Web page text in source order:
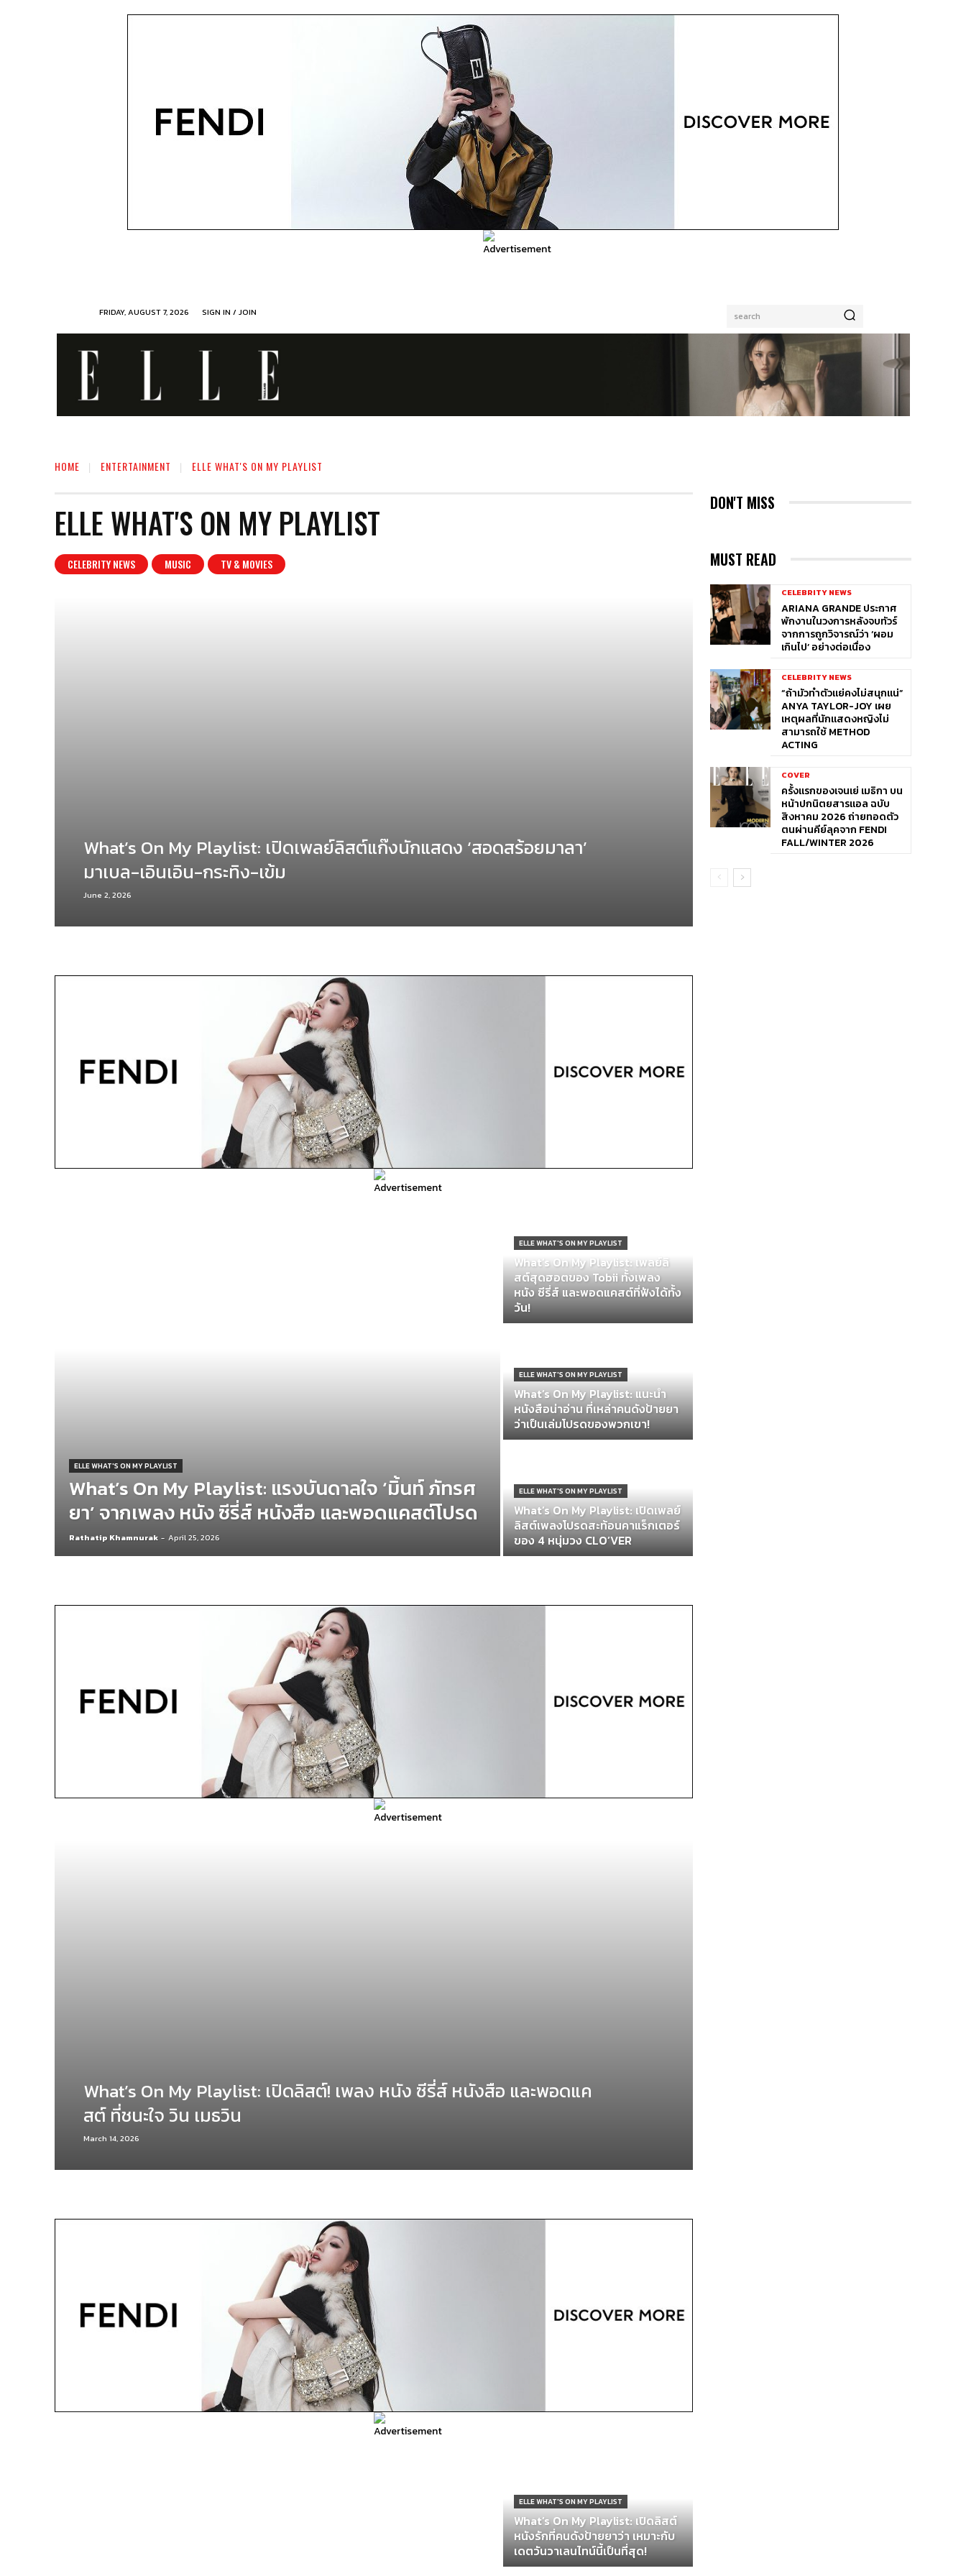
FRIDAY, AUGUST 7, 2026 search
SIGN IN / JOIN
HOME ENTERTAINMENT ELLE WHAT'S ON MY PLAYLIST
ELLE WHAT'S ON MY PLAYLIST
CELEBRITY NEWS MUSIC TV & MOVIES
What’s On My Playlist: เปิดเพลย์ลิสต์แก๊งนักแสดง ‘สอดสร้อยมาลา’
มาเบล-เอินเอิน-กระทิง-เข้ม
June 2, 2026
ELLE WHAT'S ON MY PLAYLIST
What’s On My Playlist: แรงบันดาลใจ ‘มิ้นท์ ภัทรศ
ยา’ จากเพลง หนัง ซีรี่ส์ หนังสือ และพอดแคสต์โปรด
Rathatip Khamnurak - April 25, 2026
ELLE WHAT'S ON MY PLAYLIST
What’s On My Playlist: เพลย์ลิ
สต์สุดฮอตของ Tobii ทั้งเพลง
หนัง ซีรี่ส์ และพอดแคสต์ที่ฟังได้ทั้ง
วัน!
ELLE WHAT'S ON MY PLAYLIST
What’s On My Playlist: แนะนำ
หนังสือน่าอ่าน ที่เหล่าคนดังป้ายยา
ว่าเป็นเล่มโปรดของพวกเขา!
ELLE WHAT'S ON MY PLAYLIST
What’s On My Playlist: เปิดเพลย์
ลิสต์เพลงโปรดสะท้อนคาแร็กเตอร์
ของ 4 หนุ่มวง CLO’VER
What’s On My Playlist: เปิดลิสต์! เพลง หนัง ซีรี่ส์ หนังสือ และพอดแค
สต์ ที่ชนะใจ วิน เมธวิน
March 14, 2026
ELLE WHAT'S ON MY PLAYLIST
What’s On My Playlist: เปิดลิสต์
หนังรักที่คนดังป้ายยาว่า เหมาะกับ
เดตวันวาเลนไทน์นี้เป็นที่สุด!
DON'T MISS
MUST READ
CELEBRITY NEWS
ARIANA GRANDE ประกาศ
พักงานในวงการหลังจบทัวร์
จากการถูกวิจารณ์ว่า ‘ผอม
เกินไป’ อย่างต่อเนื่อง
CELEBRITY NEWS
“ถ้ามัวทำตัวแย่คงไม่สนุกแน่”
ANYA TAYLOR-JOY เผย
เหตุผลที่นักแสดงหญิงไม่
สามารถใช้ METHOD
ACTING
COVER
ครั้งแรกของเจนเย่ เมธิกา บน
หน้าปกนิตยสารแอล ฉบับ
สิงหาคม 2026 ถ่ายทอดตัว
ตนผ่านคีย์ลุคจาก FENDI
FALL/WINTER 2026